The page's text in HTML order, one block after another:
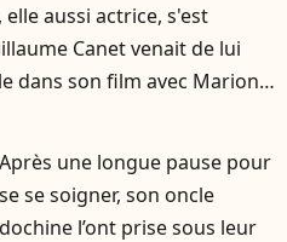
aussi actrice, s'est
Canet venait de lui
dans son film avec Marion
une longue pause pour
se soigner, son oncle
l’ont prise sous leur